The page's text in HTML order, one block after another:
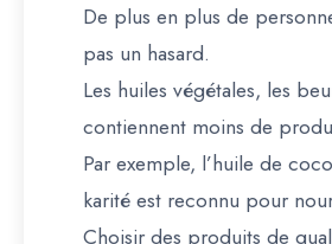
De plus en plus de
pas un hasard.
Les huiles végétales, les
contiennent moins de
Par exemple, l’huile de
karité est reconnu pour
Choisir des produits de